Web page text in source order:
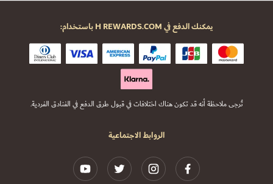
الروابط الاجتماعية
يمكنك الدفع في H REWARDS.COM باستخدام:
تُرجى ملاحظة أنه قد تكون هناك اختلافات في قبول طرق الدفع في الفنادق الفردية.